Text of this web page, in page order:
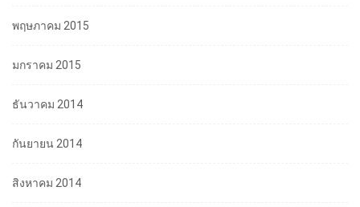
พฤษภาคม 2015
มกราคม 2015
ธันวาคม 2014
กันยายน 2014
สิงหาคม 2014